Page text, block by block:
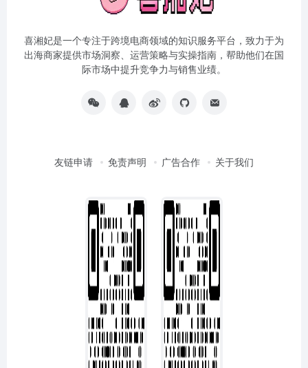
喜湘妃是一个专注于跨境电商领域的知识服务平台，致力于为
出海商家提供市场洞察、运营策略与实操指南，帮助他们在国
际市场中提升竞争力与销售业绩。
友链申请 免责声明 广告合作 关于我们